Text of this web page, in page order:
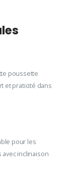
poussette
et praticité dans
pour les
inclinaison